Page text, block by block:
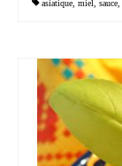
asiatique miel sauce